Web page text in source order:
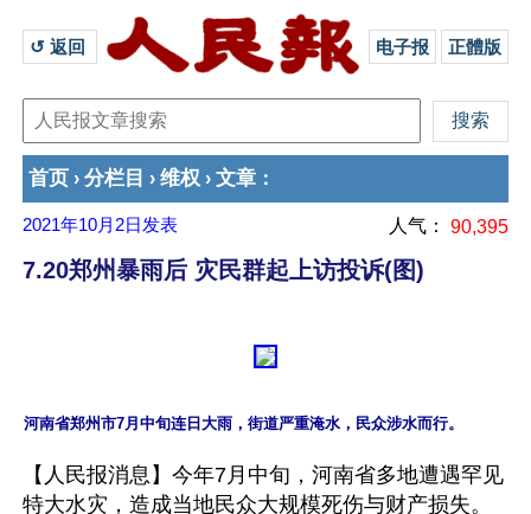
↺ 返回 电子报 正體版
首页 › 分栏目 › 维权 › 文章 ：
2021年10月2日 发表 人气： 90,395
7.20郑州暴雨后 灾民群起上访投诉(图)
【人民报消息】今年7月中旬，河南省多地遭遇罕见
特大水灾，造成当地民众大规模死伤与财产损失。